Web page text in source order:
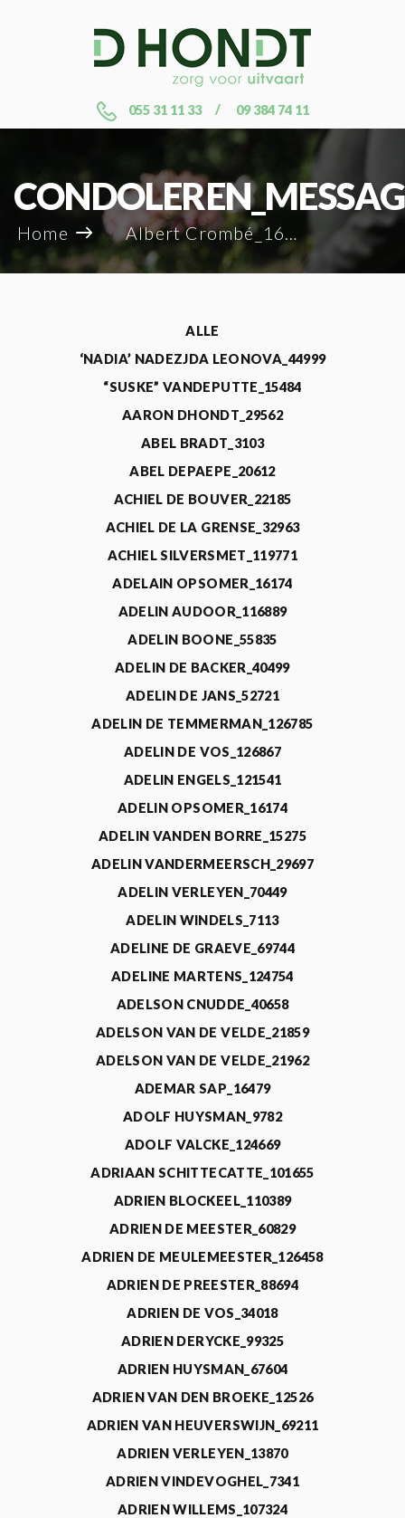
055 31 11 33 09 384 74 11
Home Albert Crombé_16086
ALLE
‘NADIA’ NADEZJDA LEONOVA_44999
“SUSKE” VANDEPUTTE_15484
AARON DHONDT_29562
ABEL BRADT_3103
ABEL DEPAEPE_20612
ACHIEL DE BOUVER_22185
ACHIEL DE LA GRENSE_32963
ACHIEL SILVERSMET_119771
ADELAIN OPSOMER_16174
ADELIN AUDOOR_116889
ADELIN BOONE_55835
ADELIN DE BACKER_40499
ADELIN DE JANS_52721
ADELIN DE TEMMERMAN_126785
ADELIN DE VOS_126867
ADELIN ENGELS_121541
ADELIN OPSOMER_16174
ADELIN VANDEN BORRE_15275
ADELIN VANDERMEERSCH_29697
ADELIN VERLEYEN_70449
ADELIN WINDELS_7113
ADELINE DE GRAEVE_69744
ADELINE MARTENS_124754
ADELSON CNUDDE_40658
ADELSON VAN DE VELDE_21859
ADELSON VAN DE VELDE_21962
ADEMAR SAP_16479
ADOLF HUYSMAN_9782
ADOLF VALCKE_124669
ADRIAAN SCHITTECATTE_101655
ADRIEN BLOCKEEL_110389
ADRIEN DE MEESTER_60829
ADRIEN DE MEULEMEESTER_126458
ADRIEN DE PREESTER_88694
ADRIEN DE VOS_34018
ADRIEN DERYCKE_99325
ADRIEN HUYSMAN_67604
ADRIEN VAN DEN BROEKE_12526
ADRIEN VAN HEUVERSWIJN_69211
ADRIEN VERLEYEN_13870
ADRIEN VINDEVOGHEL_7341
ADRIEN WILLEMS_107324